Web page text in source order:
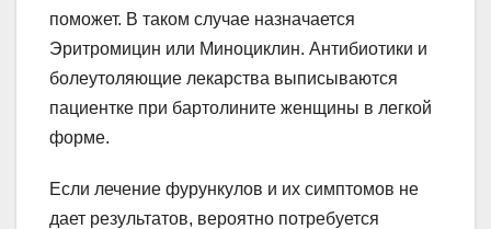
поможет. В таком случае назначается
Эритромицин или Миноциклин. Антибиотики и
болеутоляющие лекарства выписываются
пациентке при бартолините женщины в легкой
форме.
Если лечение фурункулов и их симптомов не
дает результатов, вероятно потребуется